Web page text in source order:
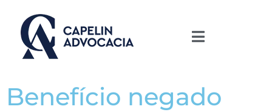
Benefício negado